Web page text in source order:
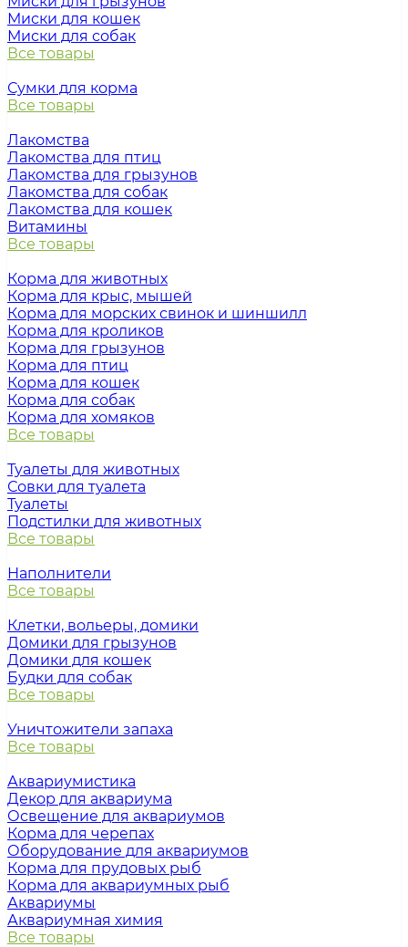
Миски для кошек
Миски для собак
Все товары
Сумки для корма
Все товары
Лакомства
Лакомства для птиц
Лакомства для грызунов
Лакомства для собак
Лакомства для кошек
Витамины
Все товары
Корма для животных
Корма для крыс, мышей
Корма для морских свинок и шиншилл
Корма для кроликов
Корма для грызунов
Корма для птиц
Корма для кошек
Корма для собак
Корма для хомяков
Все товары
Туалеты для животных
Совки для туалета
Туалеты
Подстилки для животных
Все товары
Наполнители
Все товары
Клетки, вольеры, домики
Домики для грызунов
Домики для кошек
Будки для собак
Все товары
Уничтожители запаха
Все товары
Аквариумистика
Декор для аквариума
Освещение для аквариумов
Корма для черепах
Оборудование для аквариумов
Корма для прудовых рыб
Корма для аквариумных рыб
Аквариумы
Аквариумная химия
Все товары